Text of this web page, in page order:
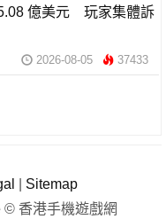
億美元 玩家集體訴
2026-08-05 37433
Sitemap
© 香港手機遊戲網